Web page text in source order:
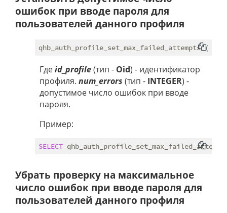
ошибок при вводе пароля для
пользователей данного профиля
Гдеid_profile(тип - Oid) - идентификатор
профиля. num_errors (тип - INTEGER) -
допустимое число ошибок при вводе
пароля.
Пример:
SELECT
Убрать проверку на максимальное
число ошибок при вводе пароля для
пользователей данного профиля